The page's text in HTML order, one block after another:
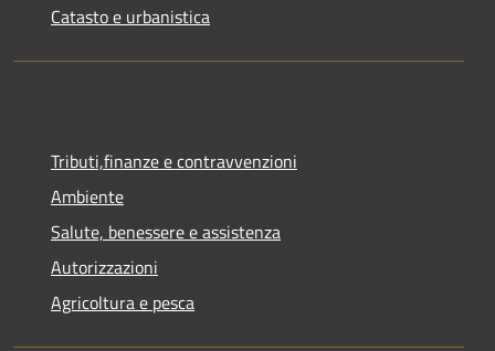
Catasto e urbanistica
Tributi,finanze e contravvenzioni
Ambiente
Salute, benessere e assistenza
Autorizzazioni
Agricoltura e pesca